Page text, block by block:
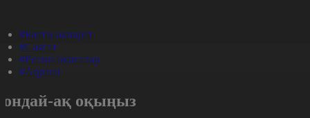
#Басты ақпарат
#Саясат
#Ресми оқиғалар
#Aqparat
ақ оқыңыз